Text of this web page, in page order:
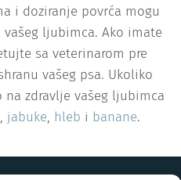
i doziranje povrća mogu
ljubimca. Ako imate
sa veterinarom pre
vašeg psa. Ukoliko
na zdravlje vašeg ljubimca
, jabuke, hleb i banane.